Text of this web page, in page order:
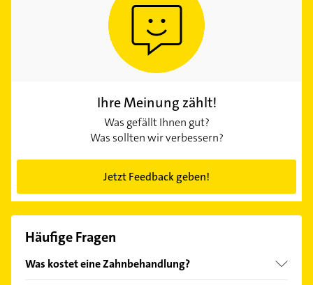
Ihre Meinung zählt!
Was gefällt Ihnen gut?
Was sollten wir verbessern?
Jetzt Feedback geben!
Häufige Fragen
Was kostet eine Zahnbehandlung?